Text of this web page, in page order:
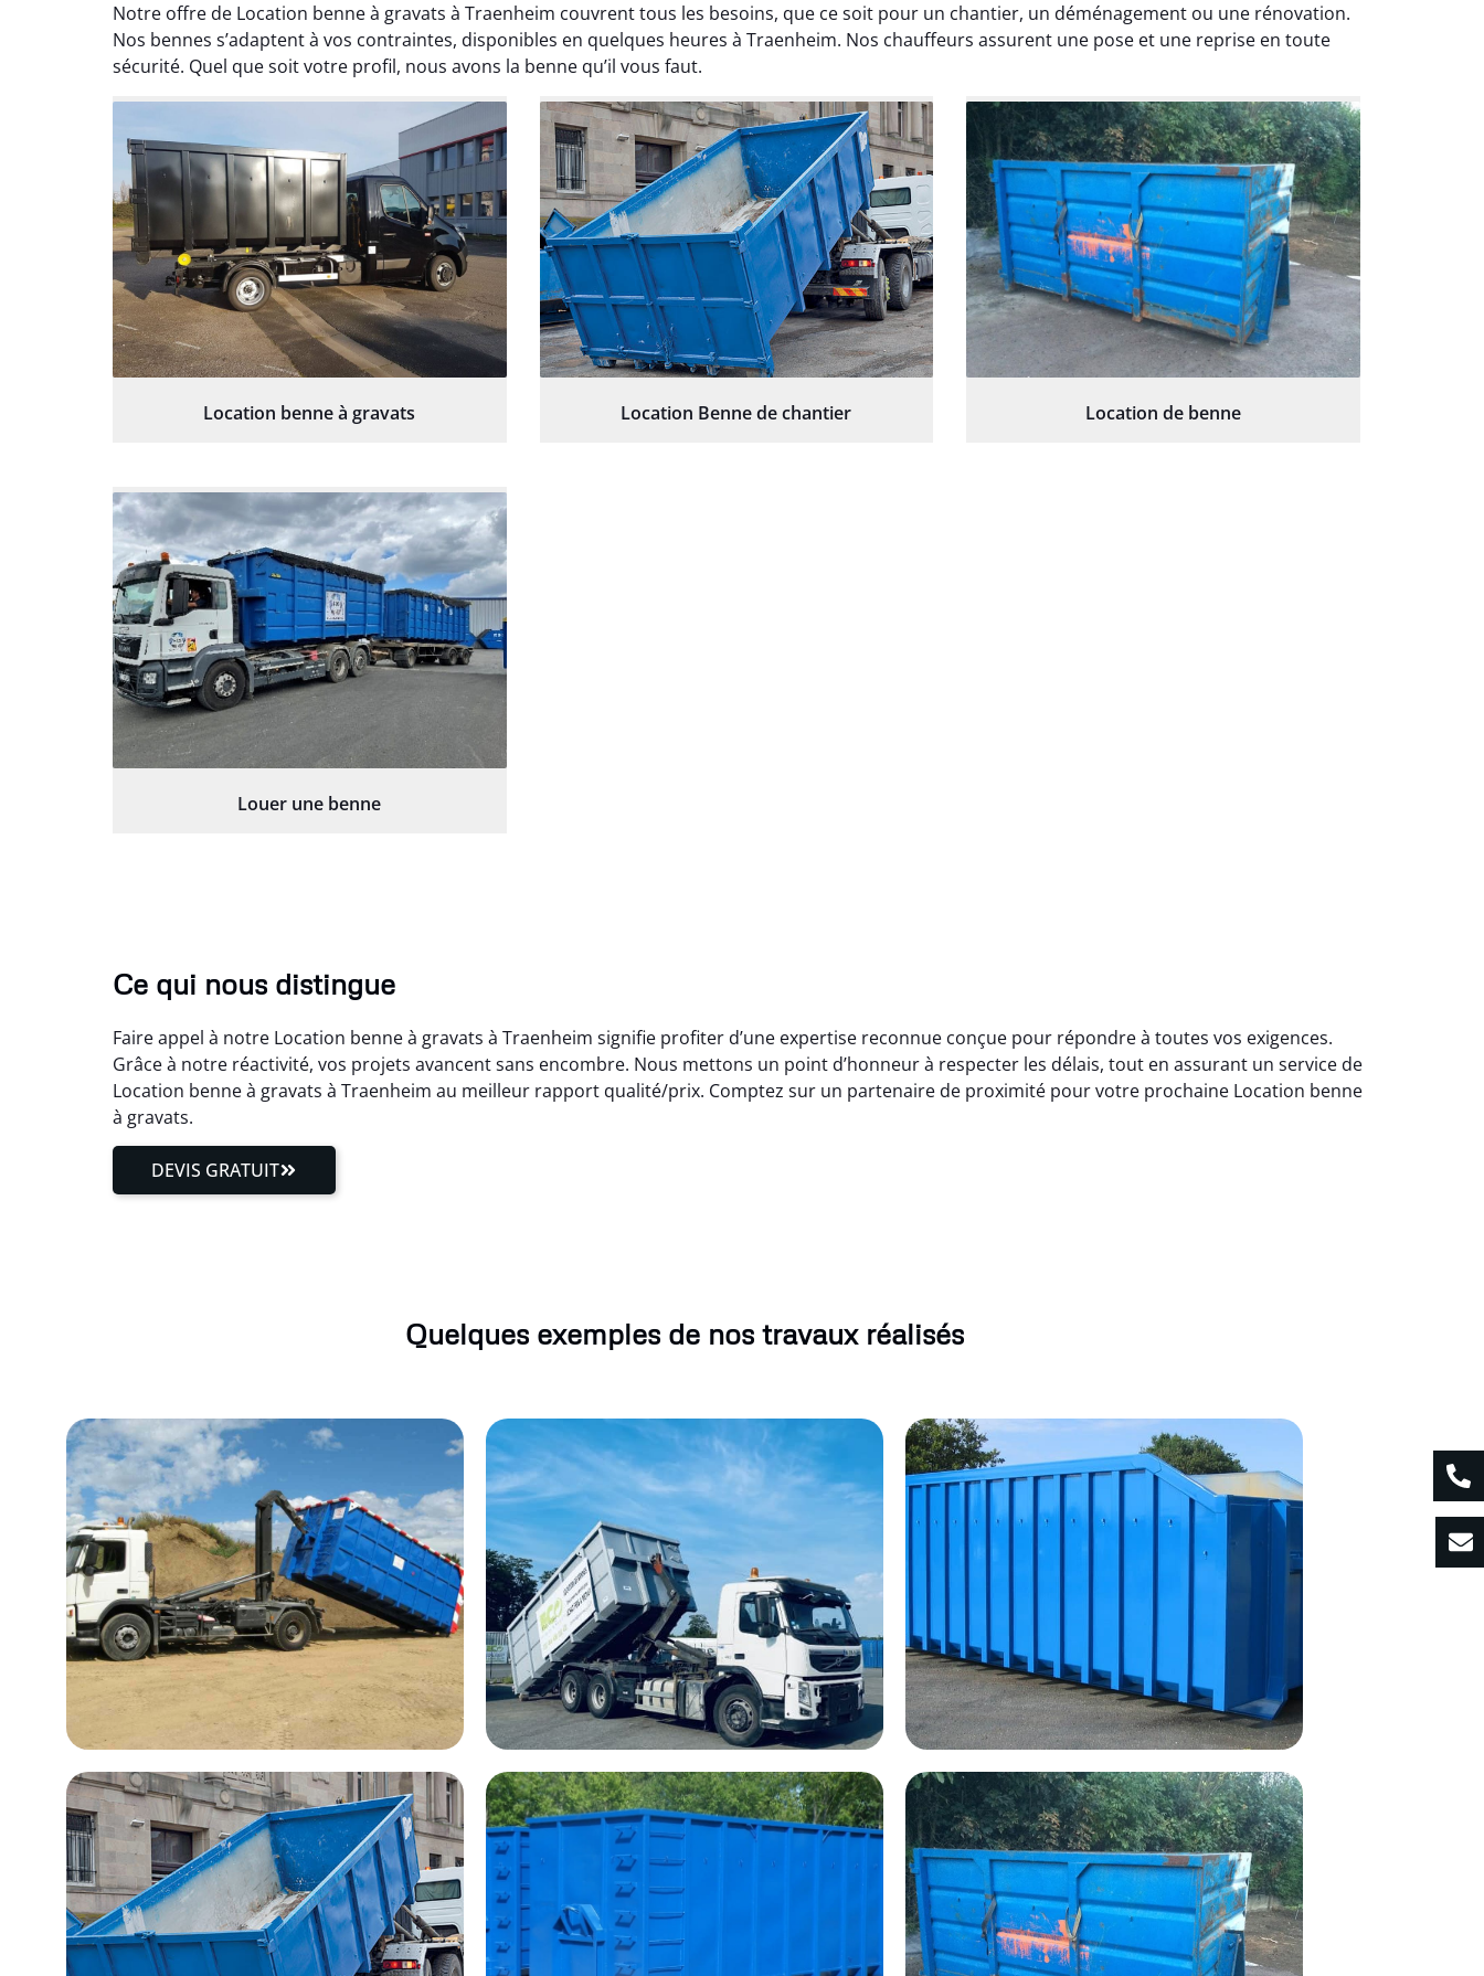
Notre offre de Location benne à gravats à Traenheim couvrent tous les besoins, que ce soit pour un chantier, un déménagement ou une rénovation.
Nos bennes s’adaptent à vos contraintes, disponibles en quelques heures à Traenheim. Nos chauffeurs assurent une pose et une reprise en toute
sécurité. Quel que soit votre profil, nous avons la benne qu’il vous faut.
Location benne à gravats Location Benne de chantier Location de benne
Louer une benne
Ce qui nous distingue
Faire appel à notre Location benne à gravats à Traenheim signifie profiter d’une expertise reconnue conçue pour répondre à toutes vos exigences.
Grâce à notre réactivité, vos projets avancent sans encombre. Nous mettons un point d’honneur à respecter les délais, tout en assurant un service de
Location benne à gravats à Traenheim au meilleur rapport qualité/prix. Comptez sur un partenaire de proximité pour votre prochaine Location benne
à gravats.
DEVIS GRATUIT
Quelques exemples de nos travaux réalisés